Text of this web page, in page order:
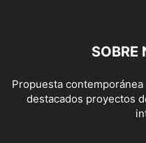
SOBRE
Propuesta
destacados proyectos